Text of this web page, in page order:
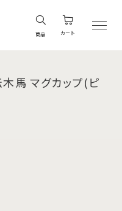
商品 カート
木馬 マグカップ(ピ